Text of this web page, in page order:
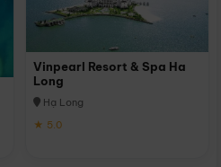
Vinpearl Resort & Spa Ha
Long
Hạ Long
★ 5.0